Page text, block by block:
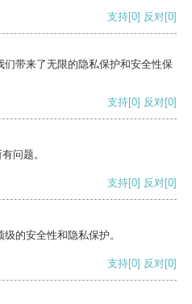
支持[0] 反对[0]
带来了无限的隐私保护和安全性保
支持[0] 反对[0]
问题。
支持[0] 反对[0]
的安全性和隐私保护。
支持[0] 反对[0]